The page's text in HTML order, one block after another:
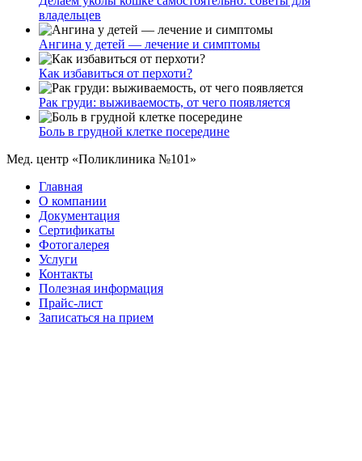
владельцев
Ангина у детей — лечение и симптомы
Как избавиться от перхоти?
Рак груди: выживаемость, от чего появляется
Боль в грудной клетке посередине
Мед. центр «Поликлиника №101»
Главная
О компании
Документация
Сертификаты
Фотогалерея
Услуги
Контакты
Полезная информация
Прайс-лист
Записаться на прием